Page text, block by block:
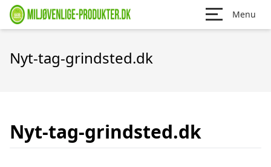
Menu
Nyt-tag-grindsted.dk
Nyt-tag-grindsted.dk